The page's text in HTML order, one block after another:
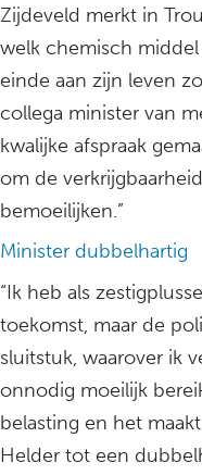
Zijdeveld merkt in
welk chemisch
einde aan zijn leven
collega minister van
kwalijke afspraak
om de
bemoeilijken.”
Minister dubbelhartig
“Ik heb als
toekomst, maar de
sluitstuk, waarover ik
onnodig moeilijk
belasting en het
Helder tot een